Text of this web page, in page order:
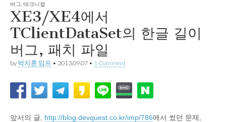
버그 테크니컬
XE3/XE4에서
TClientDataSet의 한글 길이
버그, 패치 파일
by 박지훈.임프 • 2013.09.07 • 1 Comment
앞서의 글, http://blog.devquest.co.kr/imp/786에서 썼던 문제,